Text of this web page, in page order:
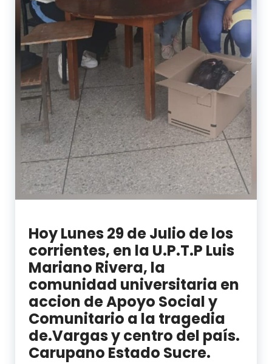
Hoy Lunes 29 de Julio de los
corrientes, en la U.P.T.P Luis
Mariano Rivera, la
comunidad universitaria en
accion de Apoyo Social y
Comunitario a la tragedia
de.Vargas y centro del país.
Carupano Estado Sucre.